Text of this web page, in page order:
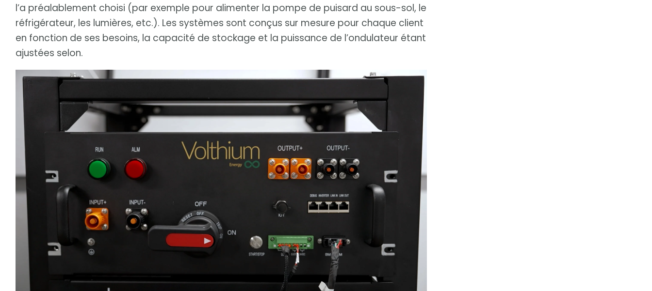
l’a préalablement choisi (par exemple pour alimenter la pompe de puisard au sous-sol, le
réfrigérateur, les lumières, etc.). Les systèmes sont conçus sur mesure pour chaque client
en fonction de ses besoins, la capacité de stockage et la puissance de l’ondulateur étant
ajustées selon.